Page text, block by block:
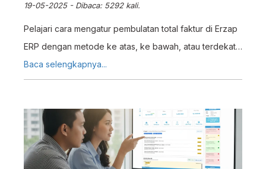
19-05-2025 - Dibaca: 5292 kali.
Pelajari cara mengatur pembulatan total faktur di Erzap
ERP dengan metode ke atas, ke bawah, atau terdekat.
Tingkatkan efisiensi kasir dan kurangi uang receh.
Baca selengkapnya...